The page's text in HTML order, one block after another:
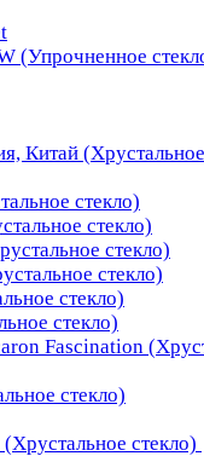
(Упрочненное
Китай
стекло)
стекло)
стекло)
стекло)
стекло)
стекло)
Fascination
стекло)
стекло)